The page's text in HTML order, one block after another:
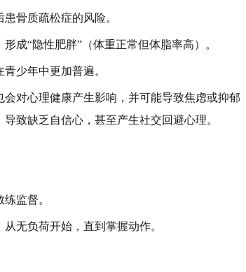
骨质疏松症的风险。
成“隐性肥胖”（体重正常但体脂率高）。
少年中更加普遍。
对心理健康产生影响，并可能导致焦虑或抑郁
致缺乏自信心，甚至产生社交回避心理。
监督。
无负荷开始，直到掌握动作。